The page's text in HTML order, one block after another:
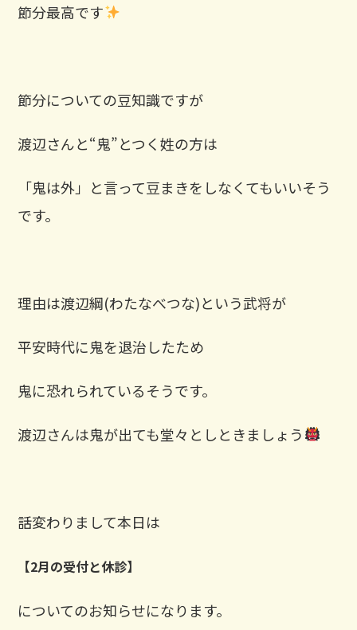
節分最高です
節分についての豆知識ですが
渡辺さんと“鬼”とつく姓の方は
「鬼は外」と言って豆まきをしなくてもいいそう
です。
理由は渡辺綱(わたなべつな)という武将が
平安時代に鬼を退治したため
鬼に恐れられているそうです。
渡辺さんは鬼が出ても堂々としときましょう
話変わりまして本日は
【2月の受付と休診】
についてのお知らせになります。